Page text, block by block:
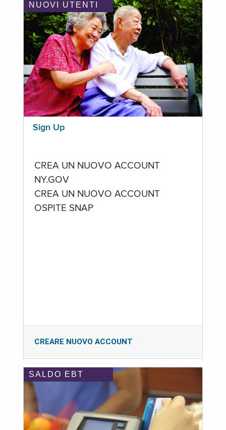
NUOVI UTENTI
Sign Up
CREA UN NUOVO ACCOUNT
NY.GOV
CREA UN NUOVO ACCOUNT
OSPITE SNAP
CREARE NUOVO ACCOUNT
SALDO EBT